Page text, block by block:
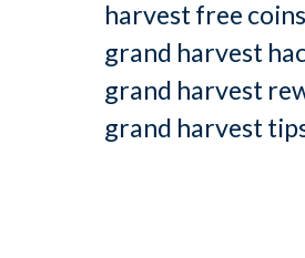
harvest free coins
grand harvest
grand harvest
grand harvest